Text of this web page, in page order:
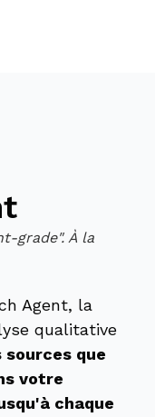
grade". À la
Agent, la
qualitative
sources que
votre
chaque